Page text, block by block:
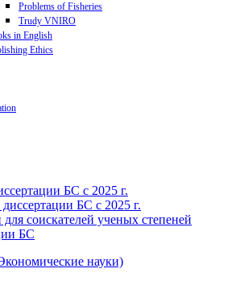
Problems of Fisheries
Trudy VNIRO
in English
Ethics
БС с 2025 г.
БС с 2025 г.
соискателей ученых степеней
БС
науки)